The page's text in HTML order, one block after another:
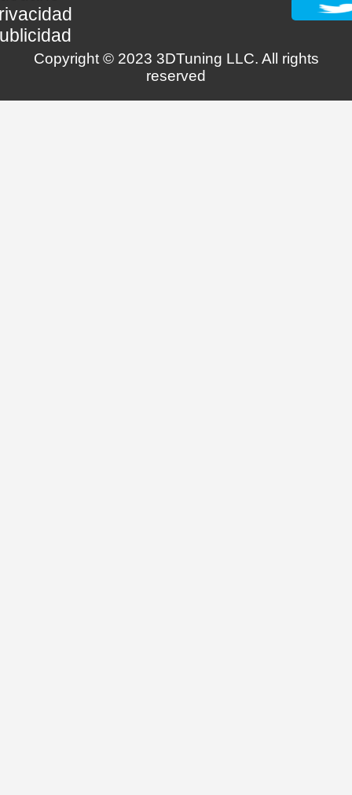
Copyright © 2023 3DTuning LLC. All rights
reserved